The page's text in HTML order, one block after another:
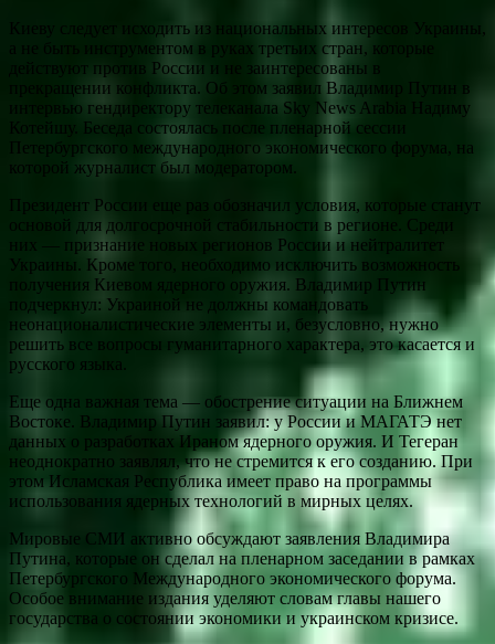
Киеву следует исходить из национальных интересов Украины,
а не быть инструментом в руках третьих стран, которые
действуют против России и не заинтересованы в
прекращении конфликта. Об этом заявил Владимир Путин в
интервью гендиректору телеканала Sky News Arabia Надиму
Котейшу. Беседа состоялась после пленарной сессии
Петербургского международного экономического форума, на
которой журналист был модератором.
Президент России еще раз обозначил условия, которые станут
основой для долгосрочной стабильности в регионе. Среди
них — признание новых регионов России и нейтралитет
Украины. Кроме того, необходимо исключить возможность
получения Киевом ядерного оружия. Владимир Путин
подчеркнул: Украиной не должны командовать
неонационалистические элементы и, безусловно, нужно
решить все вопросы гуманитарного характера, это касается и
русского языка.
Еще одна важная тема — обострение ситуации на Ближнем
Востоке. Владимир Путин заявил: у России и МАГАТЭ нет
данных о разработках Ираном ядерного оружия. И Тегеран
неоднократно заявлял, что не стремится к его созданию. При
этом Исламская Республика имеет право на программы
использования ядерных технологий в мирных целях.
Мировые СМИ активно обсуждают заявления Владимира
Путина, которые он сделал на пленарном заседании в рамках
Петербургского Международного экономического форума.
Особое внимание издания уделяют словам главы нашего
государства о состоянии экономики и украинском кризисе.